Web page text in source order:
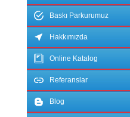
Baskı Parkurumuz
Hakkımızda
Online Katalog
Referanslar
Blog